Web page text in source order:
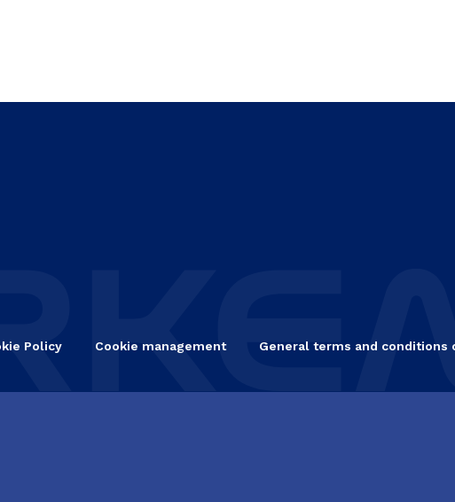
Policy Cookie management General terms and conditions